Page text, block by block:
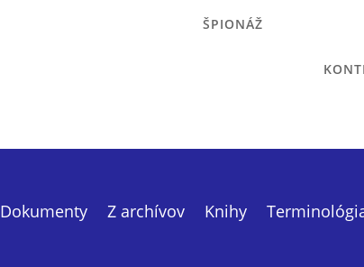
ŠPIONÁŽ
Dokumenty Z archívov Knihy